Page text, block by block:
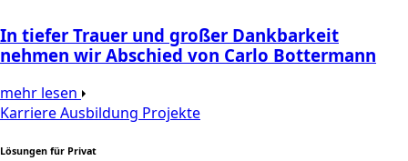
In tiefer Trauer und großer Dankbarkeit
nehmen wir Abschied von Carlo Bottermann
mehr lesen
KarriereAusbildung Projekte
Lösungen für Privat